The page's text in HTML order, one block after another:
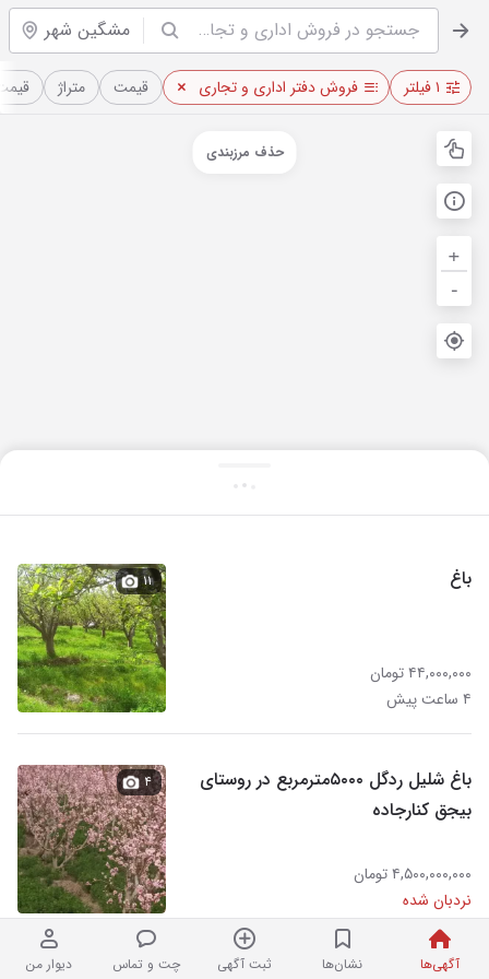
مشگین شهر
آگهی‌ها نشان‌ها ثبت آگهی چت و تماس دیوار من
۱ فیلتر فروش دفتر اداری و تجاری قیمت متراژ
+
-
حذف مرزبندی
باغ
۴۴,۰۰۰,۰۰۰ تومان
۴ ساعت پیش
۱۱
باغ شلیل ردگل ۵۰۰۰مترمربع در روستای
بیجق کنارجاده
۴,۵۰۰,۰۰۰,۰۰۰ تومان
نردبان شده
۴